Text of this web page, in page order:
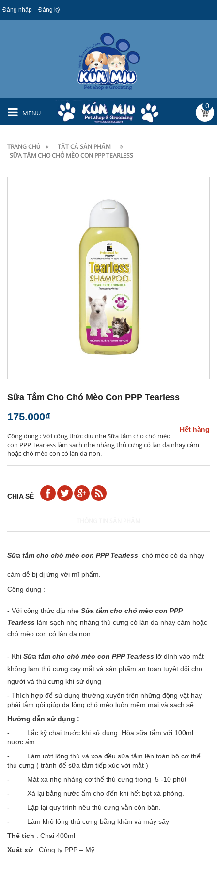
Đăng nhập Đăng ký
MENU
0
TRANG CHỦ
TẤT CẢ SẢN PHẨM
SỮA TẮM CHO CHÓ MÈO CON PPP TEARLESS
Sữa Tắm Cho Chó Mèo Con PPP Tearless
175.000₫
Hết hàng
Công dụng : Với công thức dịu nhẹ Sữa tắm cho chó mèo
con PPP Tearless làm sạch nhẹ nhàng thú cưng có làn da nhạy cảm
hoặc chó mèo con có làn da non.
CHIA SẺ
Sữa tắm cho chó mèo con PPP Tearless , chó mèo có da nhạy
cảm dễ bị dị ứng với mĩ phẩm.
Công dụng :
- Với công thức dịu nhẹ Sữa tắm cho chó mèo con PPP
Tearless làm sạch nhẹ nhàng thú cưng có làn da nhạy cảm hoặc
chó mèo con có làn da non.
- Khi Sữa tắm cho chó mèo con PPP Tearless lỡ dính vào mắt
không làm thú cưng cay mắt và sản phẩm an toàn tuyệt đối cho
người và thú cưng khi sử dụng
- Thích hợp để sử dụng thường xuyên trên những động vật hay
phải tắm gội giúp da lông chó mèo luôn mềm mại và sạch sẽ.
Hướng dẫn sử dụng :
- Lắc kỹ chai trước khi sử dụng. Hòa sữa tắm với 100ml
nước ấm.
- Làm ướt lông thú và xoa đều sữa tắm lên toàn bộ cơ thể
thú cưng ( tránh để sữa tắm tiếp xúc với mắt )
- Mát xa nhẹ nhàng cơ thể thú cưng trong 5 -10 phút
- Xả lại bằng nước ấm cho đến khi hết bọt xà phòng.
- Lặp lại quy trình nếu thú cưng vẫn còn bẩn.
- Làm khô lông thú cưng bằng khăn và máy sấy
Thể tích : Chai 400ml
Xuất xứ : Công ty PPP – Mỹ